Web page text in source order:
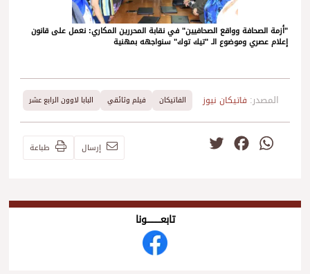
"أزمة الصحافة وواقع الصحافيين" في نقابة المحررين المكاري: نعمل على قانون
إعلام عصري وموضوع الـ "تيك توك" سنواجهه بمهنية
المصدر: فاتيكان نيوز الفاتيكان فيلم وثائقي البابا لاوون الرابع عشر
WhatsApp
Facebook إرسال طباعة
تابعــــــــــونا